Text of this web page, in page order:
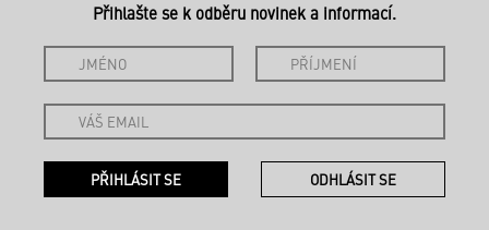
Přihlašte se k odběru novinek a informací.